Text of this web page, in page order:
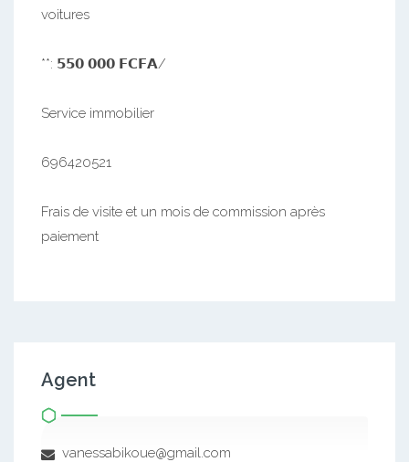
voitures
**: 𝟱𝟱𝟬 𝟬𝟬𝟬 𝗙𝗖𝗙𝗔/
Service immobilier
696420521
Frais de visite et un mois de commission après
paiement
Agent
vanessabikoue@gmail.com